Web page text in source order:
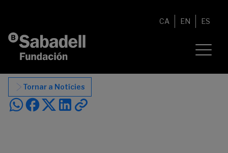
CA EN ES
Tornar a Notícies